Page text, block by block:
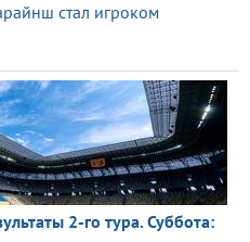
стал игроком
2-го тура. Суббота: